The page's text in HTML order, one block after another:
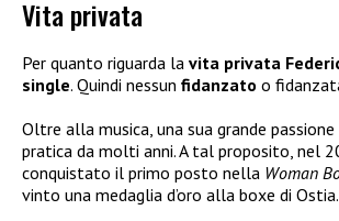
Vita privata
Per quanto riguarda la vita privata
single. Quindi nessun fidanzato o
Oltre alla musica, una sua grande passione
pratica da molti anni. A tal proposito, nel
conquistato il primo posto nella Woman
vinto una medaglia d’oro alla boxe di Ostia.